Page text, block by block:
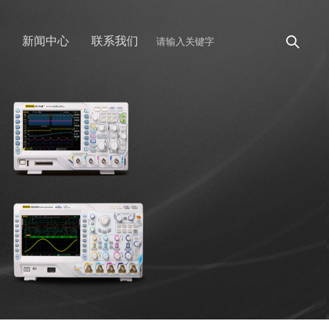
新闻中心 联系我们